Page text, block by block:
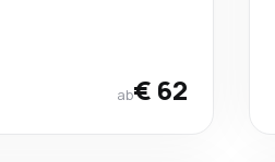
ab€ 62